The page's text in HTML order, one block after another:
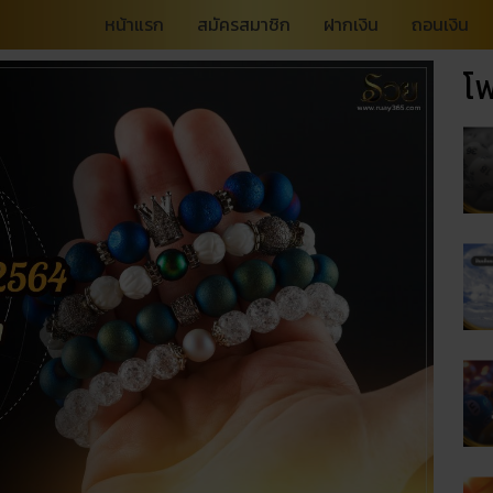
หน้าแรก สมัครสมาชิก ฝากเงิน ถอนเงิน
โ